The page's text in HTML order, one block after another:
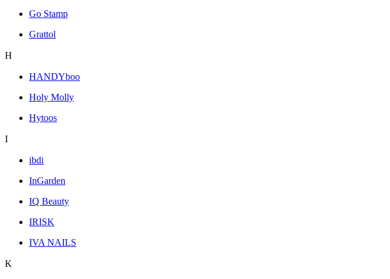
Go Stamp
Grattol
H
HANDYboo
Holy Molly
Hytoos
I
ibdi
InGarden
IQ Beauty
IRISK
IVA NAILS
K